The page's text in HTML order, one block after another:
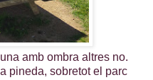
amb ombra altres no.
pineda, sobretot el parc